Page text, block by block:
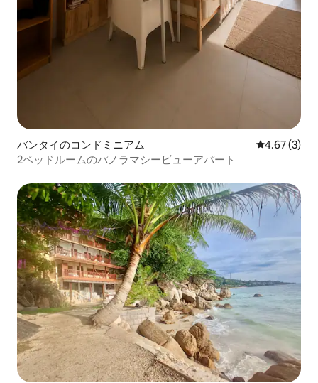
バンタイのコンドミニアム レビュー3
4.67 (3)
2ベッドルームのパノラマシービューアパート